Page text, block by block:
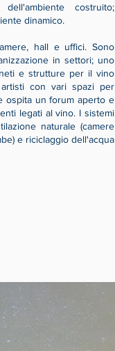
costruito;
dinamico.
hall e uffici. Sono
in settori; uno
e strutture per il vino
con vari spazi per
ospita un forum aperto e
legati al vino. I sistemi
naturale (camere
e riciclaggio dell'acqua